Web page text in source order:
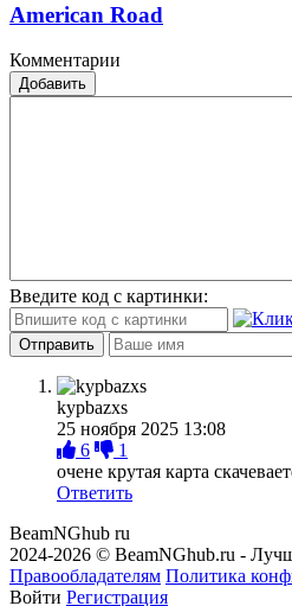
American Road
Комментарии
Добавить
Введите код с картинки:
Отправить
kypbazxs
25 ноября 2025 13:08
6
1
очене крутая карта
Ответить
BeamNGhub ru
2024-2026 © BeamNGhub.ru -
Правообладателям Политика
Войти Регистрация